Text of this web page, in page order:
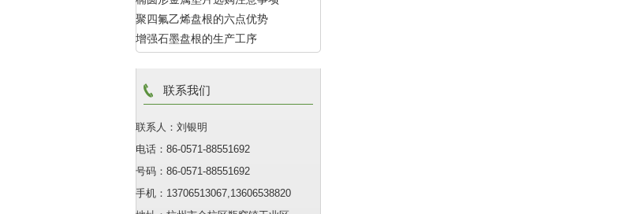
聚四氟乙烯盘根的六点优势
增强石墨盘根的生产工序
联系我们
联系人：刘银明
电话：86-0571-88551692
号码：86-0571-88551692
手机：13706513067,13606538820